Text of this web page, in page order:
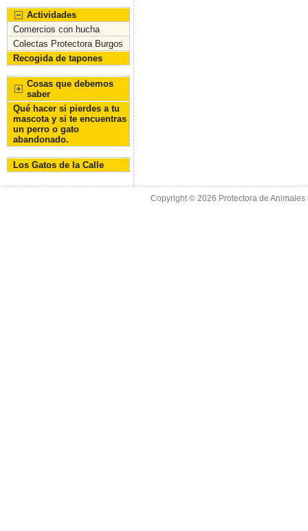
Actividades
Comercios con hucha
Colectas Protectora Burgos
Recogida de tapones
Cosas que debemos
saber
Qué hacer si pierdes a tu
mascota y si te encuentras
un perro o gato
abandonado.
Los Gatos de la Calle
Copyright © 2026 Protectora de Animales